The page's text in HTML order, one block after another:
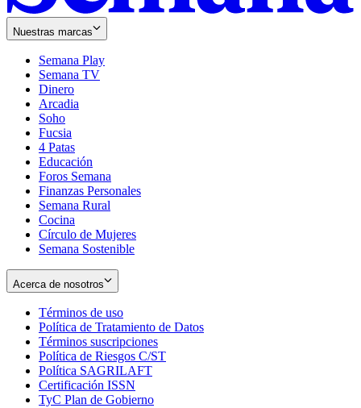
Nuestras marcas
Semana Play
Semana TV
Dinero
Arcadia
Soho
in
new
window
Fucsia
in
new
window
4 Patas
Educación
Foros Semana
Finanzas Personales
Semana Rural
Cocina
Círculo de Mujeres
Semana Sostenible
Acerca de nosotros
Términos de uso
in
new
window
Política de Tratamiento de Datos
Términos suscripciones
in
Política de Riesgos C/ST
Política SAGRILAFT
new
Certificación ISSN
in
TyC Plan de Gobierno